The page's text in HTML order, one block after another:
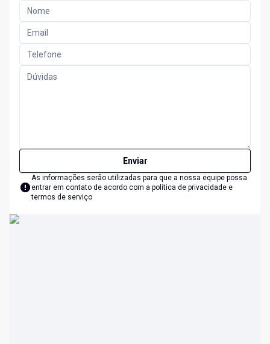
Enviar
As informações serão utilizadas para que a nossa equipe possa
entrar em contato de acordo com a política de privacidade e
termos de serviço